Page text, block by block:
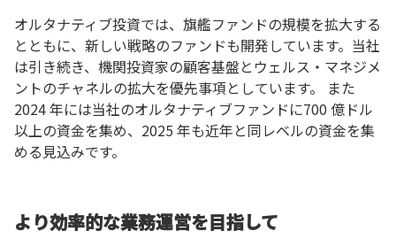
オルタナティブ投資では、旗艦ファンドの規模を拡大する
とともに、新しい戦略のファンドも開発しています。当社
は引き続き、機関投資家の顧客基盤とウェルス・マネジメ
ントのチャネルの拡大を優先事項としています。 また
2024 年には当社のオルタナティブファンドに700 億ドル
以上の資金を集め、2025 年も近年と同レベルの資金を集
める見込みです。
より効率的な業務運営を目指して